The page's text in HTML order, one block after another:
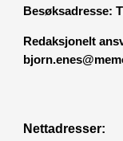
Besøksadresse:
Redaksjonelt
Nettadresser: